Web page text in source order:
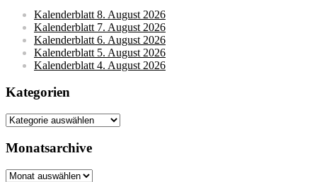
Kalenderblatt 8. August 2026
Kalenderblatt 7. August 2026
Kalenderblatt 6. August 2026
Kalenderblatt 5. August 2026
Kalenderblatt 4. August 2026
Kategorien
Kategorien
Monatsarchive
Monatsarchive